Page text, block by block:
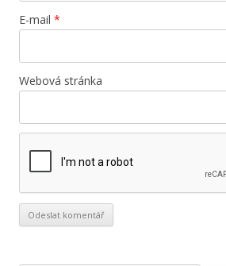
E-mail *
Webová stránka